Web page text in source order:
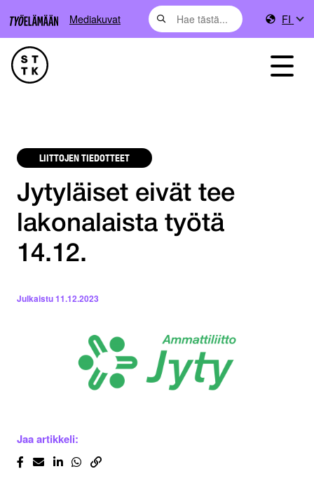
Mediakuvat FI
LIITTOJEN TIEDOTTEET
Jytyläiset eivät tee
lakonalaista työtä
14.12.
Julkaistu11.12.2023
Jaa artikkeli: